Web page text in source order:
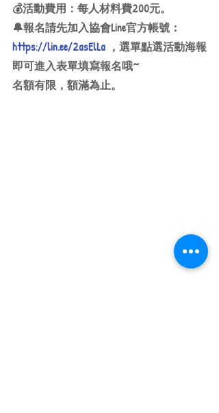
💰活動費用：每人材料費200元。
🔔報名請先加入協會Line官方帳號：
https://lin.ee/2asElLa ，選單點選活動海報
即可進入表單填寫報名哦~
名額有限，額滿為止。